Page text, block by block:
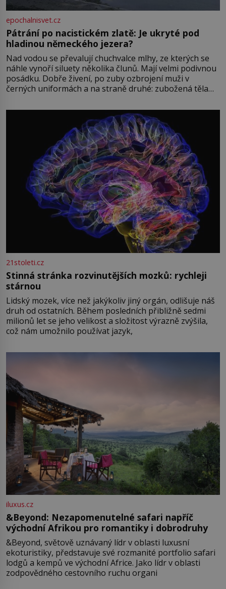
epochalnisvet.cz
Pátrání po nacistickém zlatě: Je ukryté pod
hladinou německého jezera?
Nad vodou se převalují chuchvalce mlhy, ze kterých se
náhle vynoří siluety několika člunů. Mají velmi podivnou
posádku. Dobře živení, po zuby ozbrojení muži v
černých uniformách a na straně druhé: zubožená těla
přízračná scéna znamená? Je jaro roku 1945, druhá
světová válka se chýlí ke konci. Jezero Stolpsee
21stoleti.cz
Stinná stránka rozvinutějších mozků: rychleji
stárnou
Lidský mozek, více než jakýkoliv jiný orgán, odlišuje náš
druh od ostatních. Během posledních přibližně sedmi
milionů let se jeho velikost a složitost výrazně zvýšila,
což nám umožnilo používat jazyk,
iluxus.cz
&Beyond: Nezapomenutelné safari napříč
východní Afrikou pro romantiky i dobrodruhy
&Beyond, světově uznávaný lídr v oblasti luxusní
ekoturistiky, představuje své rozmanité portfolio safari
lodgů a kempů ve východní Africe. Jako lídr v oblasti
zodpovědného cestovního ruchu organi